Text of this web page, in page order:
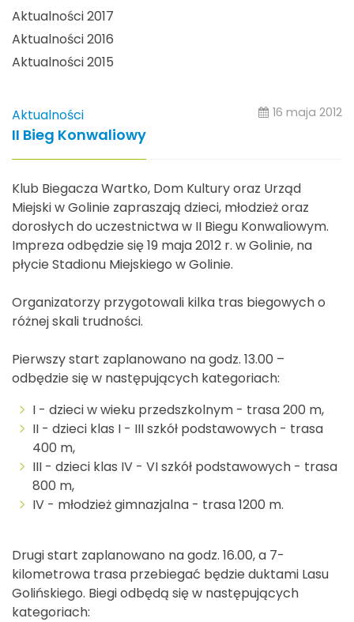
Aktualności 2017
Aktualności 2016
Aktualności 2015
Aktualności 16 maja 2012
II Bieg Konwaliowy
Klub Biegacza Wartko, Dom Kultury oraz Urząd
Miejski w Golinie zapraszają dzieci, młodzież oraz
dorosłych do uczestnictwa w II Biegu Konwaliowym.
Impreza odbędzie się 19 maja 2012 r. w Golinie, na
płycie Stadionu Miejskiego w Golinie.
Organizatorzy przygotowali kilka tras biegowych o
różnej skali trudności.
Pierwszy start zaplanowano na godz. 13.00 –
odbędzie się w następujących kategoriach:
I - dzieci w wieku przedszkolnym - trasa 200 m,
II - dzieci klas I - III szkół podstawowych - trasa
400 m,
III - dzieci klas IV - VI szkół podstawowych - trasa
800 m,
IV - młodzież gimnazjalna - trasa 1200 m.
Drugi start zaplanowano na godz. 16.00, a 7-
kilometrowa trasa przebiegać będzie duktami Lasu
Golińskiego. Biegi odbędą się w następujących
kategoriach: